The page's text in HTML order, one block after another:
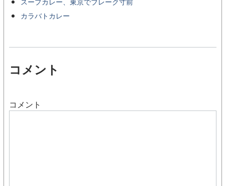
カラバトカレー
コメント
コメント